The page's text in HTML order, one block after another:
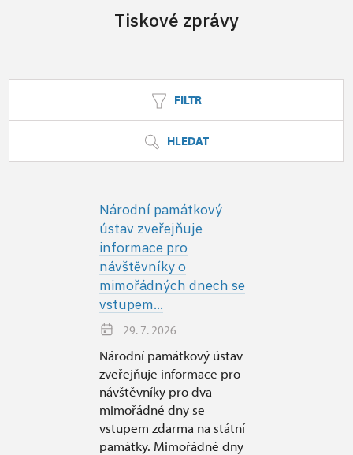
Tiskové zprávy
FILTR
HLEDAT
Národní památkový
ústav zveřejňuje
informace pro
návštěvníky o
mimořádných dnech se
vstupem...
29. 7. 2026
Národní památkový ústav
zveřejňuje informace pro
návštěvníky pro dva
mimořádné dny se
vstupem zdarma na státní
památky. Mimořádné dny